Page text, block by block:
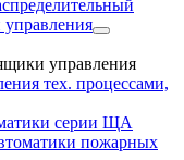
управления
тех. процессами,
серии ЩА
пожарных